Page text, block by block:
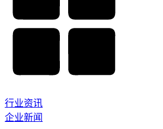
行业资讯
企业新闻